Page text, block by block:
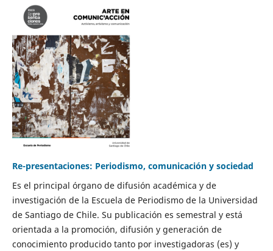
Re-presentaciones: Periodismo, comunicación y sociedad
Es el principal órgano de difusión académica y de
investigación de la Escuela de Periodismo de la Universidad
de Santiago de Chile. Su publicación es semestral y está
orientada a la promoción, difusión y generación de
conocimiento producido tanto por investigadoras (es) y